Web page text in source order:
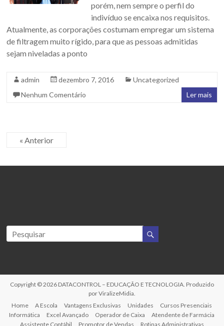
porém, nem sempre o perfil do
indivíduo se encaixa nos requisitos.
Atualmente, as corporações costumam empregar um sistema
de filtragem muito rígido, para que as pessoas admitidas
sejam niveladas a ponto
admin dezembro 7, 2016
Uncategorized
Nenhum Comentário
Ler mais
« Anterior
Copyright © 2026 DATACONTROL – EDUCAÇÃO E TECNOLOGIA. Produzido
porViralizeMidia
Home
A Escola Vantagens Exclusivas Unidades
Cursos Presenciais
Informática
Excel Avançado Operador de Caixa
Atendente de Farmácia
Assistente Contábil
Promotor de Vendas Rotinas Administrativas